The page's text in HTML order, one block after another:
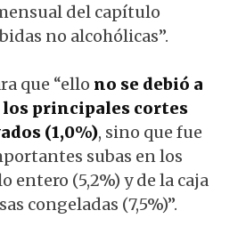
del capítulo
no alcohólicas”.
que “ello no se debió a
los principales cortes
(1,0%), sino que fue
subas en los
entero (5,2%) y de la caja
congeladas (7,5%)”.